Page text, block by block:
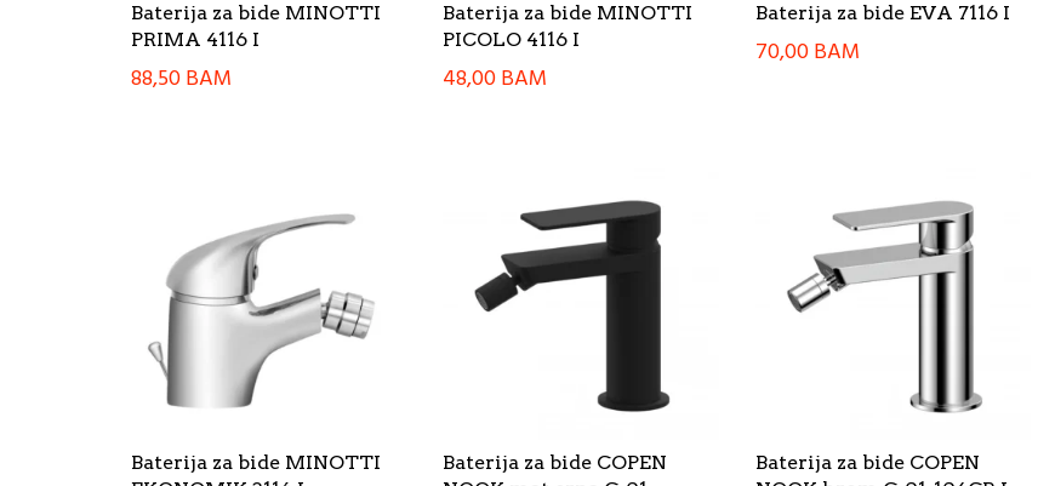
Baterija za bide MINOTTI
PRIMA 4116 I
88,50BAM
Baterija za bide MINOTTI
PICOLO 4116 I
48,00BAM
Baterija za bide EVA 7116 I
70,00BAM
Baterija za bide MINOTTI
Baterija za bide COPEN
Baterija za bide COPEN